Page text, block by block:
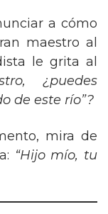
a cómo
maestro al
le grita al
¿puedes
de este río”?
mira de
“Hijo mío, tu